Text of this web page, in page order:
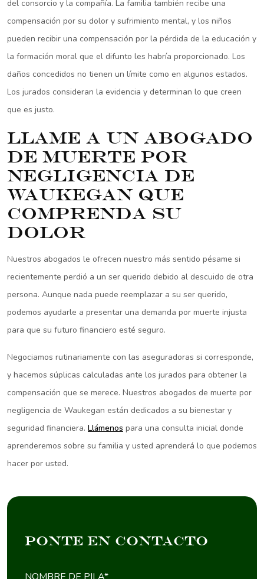
del consorcio y la compañía. La familia también recibe una
compensación por su dolor y sufrimiento mental, y los niños
pueden recibir una compensación por la pérdida de la educación y
la formación moral que el difunto les habría proporcionado. Los
daños concedidos no tienen un límite como en algunos estados.
Los jurados consideran la evidencia y determinan lo que creen
que es justo.
Llame a un abogado
de muerte por
negligencia de
Waukegan que
comprenda su
dolor
Nuestros abogados le ofrecen nuestro más sentido pésame si
recientemente perdió a un ser querido debido al descuido de otra
persona. Aunque nada puede reemplazar a su ser querido,
podemos ayudarle a presentar una demanda por muerte injusta
para que su futuro financiero esté seguro.
Negociamos rutinariamente con las aseguradoras si corresponde,
y hacemos súplicas calculadas ante los jurados para obtener la
compensación que se merece. Nuestros abogados de muerte por
negligencia de Waukegan están dedicados a su bienestar y
seguridad financiera. Llámenos para una consulta inicial donde
aprenderemos sobre su familia y usted aprenderá lo que podemos
hacer por usted.
ponte en contacto